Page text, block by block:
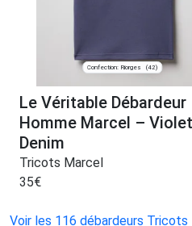
Confection: Riorges (42)
Le Véritable Débardeur
Homme Marcel – Violet
Denim
Tricots Marcel
35€
Voir les 116 débardeurs Tricots